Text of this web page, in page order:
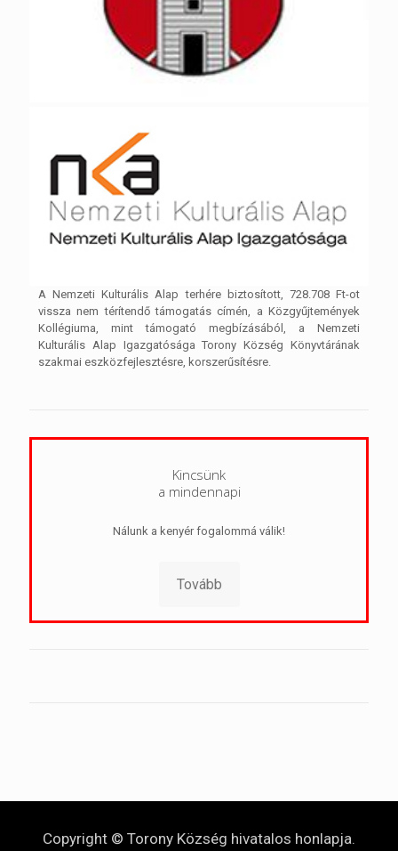
A Nemzeti Kulturális Alap terhére biztosított, 728.708 Ft-ot
vissza nem térítendő támogatás címén, a Közgyűjtemények
Kollégiuma, mint támogató megbízásából, a Nemzeti
Kulturális Alap Igazgatósága Torony Község Könyvtárának
szakmai eszközfejlesztésre, korszerűsítésre.
Kincsünk
a mindennapi
Nálunk a kenyér fogalommá válik!
Tovább
Copyright © Torony Község hivatalos honlapja.